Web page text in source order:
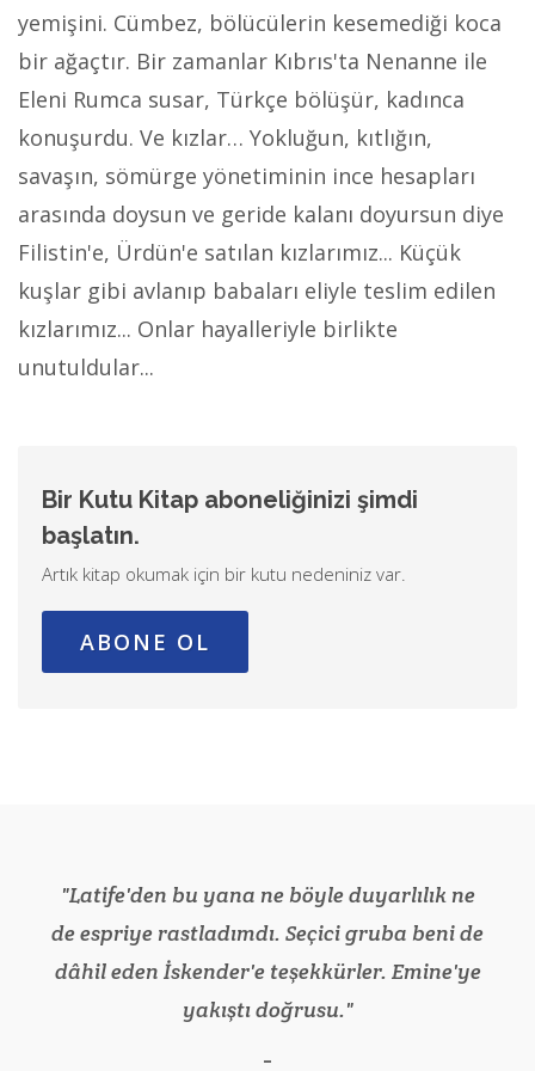
yemişini. Cümbez, bölücülerin kesemediği koca
bir ağaçtır. Bir zamanlar Kıbrıs'ta Nenanne ile
Eleni Rumca susar, Türkçe bölüşür, kadınca
konuşurdu. Ve kızlar… Yokluğun, kıtlığın,
savaşın, sömürge yönetiminin ince hesapları
arasında doysun ve geride kalanı doyursun diye
Filistin'e, Ürdün'e satılan kızlarımız... Küçük
kuşlar gibi avlanıp babaları eliyle teslim edilen
kızlarımız... Onlar hayalleriyle birlikte
unutuldular...
Bir Kutu Kitap aboneliğinizi şimdi
başlatın.
Artık kitap okumak için bir kutu nedeniniz var.
ABONE OL
Latife'den bu yana ne böyle duyarlılık ne
de espriye rastladımdı. Seçici gruba beni de
dâhil eden İskender'e teşekkürler. Emine'ye
yakıştı doğrusu.
Prof. Dr. İlber Ortaylı
Prof. Dr. Bilge Ercilasun